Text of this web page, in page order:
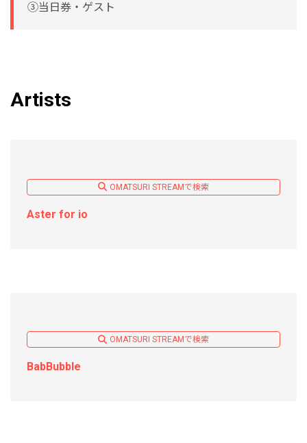
③当日券・ゲスト
Artists
OMATSURI STREAMで検索
Aster for io
OMATSURI STREAMで検索
BabBubble